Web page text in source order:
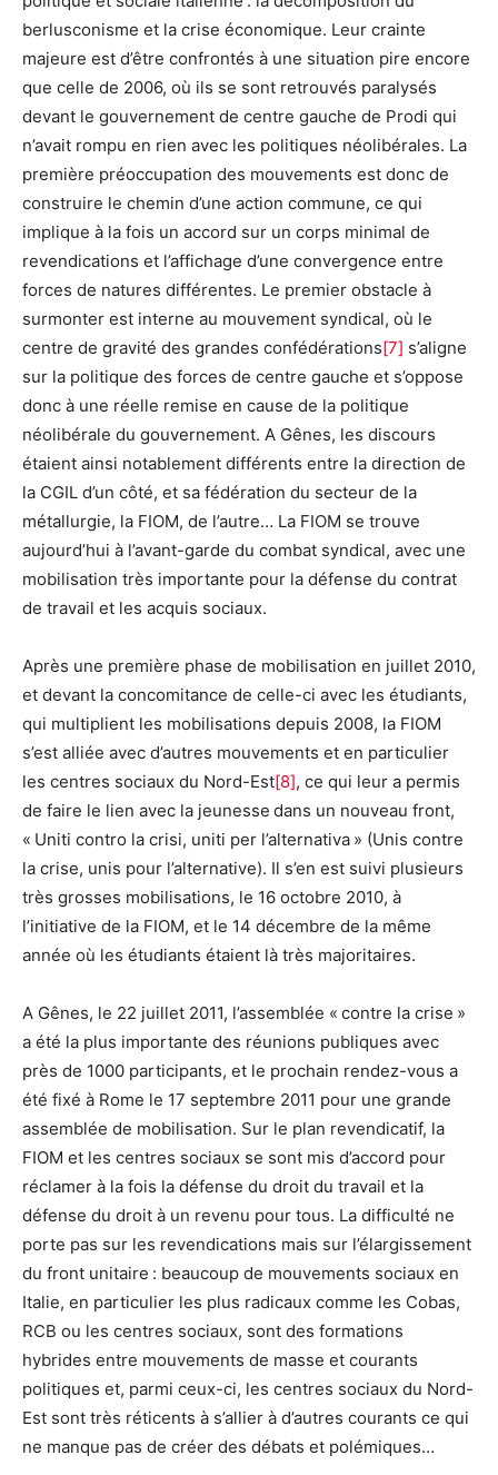
berlusconisme et la crise économique. Leur crainte
majeure est d’être confrontés à une situation pire encore
que celle de 2006, où ils se sont retrouvés paralysés
devant le gouvernement de centre gauche de Prodi qui
n’avait rompu en rien avec les politiques néolibérales. La
première préoccupation des mouvements est donc de
construire le chemin d’une action commune, ce qui
implique à la fois un accord sur un corps minimal de
revendications et l’affichage d’une convergence entre
forces de natures différentes. Le premier obstacle à
surmonter est interne au mouvement syndical, où le
centre de gravité des grandes confédérations[7] s’aligne
sur la politique des forces de centre gauche et s’oppose
donc à une réelle remise en cause de la politique
néolibérale du gouvernement. A Gênes, les discours
étaient ainsi notablement différents entre la direction de
la CGIL d’un côté, et sa fédération du secteur de la
métallurgie, la FIOM, de l’autre… La FIOM se trouve
aujourd’hui à l’avant-garde du combat syndical, avec une
mobilisation très importante pour la défense du contrat
de travail et les acquis sociaux.
Après une première phase de mobilisation en juillet 2010,
et devant la concomitance de celle-ci avec les étudiants,
qui multiplient les mobilisations depuis 2008, la FIOM
s’est alliée avec d’autres mouvements et en particulier
les centres sociaux du Nord-Est[8], ce qui leur a permis
de faire le lien avec la jeunesse dans un nouveau front,
« Uniti contro la crisi, uniti per l’alternativa » (Unis contre
la crise, unis pour l’alternative). Il s’en est suivi plusieurs
très grosses mobilisations, le 16 octobre 2010, à
l’initiative de la FIOM, et le 14 décembre de la même
année où les étudiants étaient là très majoritaires.
A Gênes, le 22 juillet 2011, l’assemblée « contre la crise »
a été la plus importante des réunions publiques avec
près de 1000 participants, et le prochain rendez-vous a
été fixé à Rome le 17 septembre 2011 pour une grande
assemblée de mobilisation. Sur le plan revendicatif, la
FIOM et les centres sociaux se sont mis d’accord pour
réclamer à la fois la défense du droit du travail et la
défense du droit à un revenu pour tous. La difficulté ne
porte pas sur les revendications mais sur l’élargissement
du front unitaire : beaucoup de mouvements sociaux en
Italie, en particulier les plus radicaux comme les Cobas,
RCB ou les centres sociaux, sont des formations
hybrides entre mouvements de masse et courants
politiques et, parmi ceux-ci, les centres sociaux du Nord-
Est sont très réticents à s’allier à d’autres courants ce qui
ne manque pas de créer des débats et polémiques…